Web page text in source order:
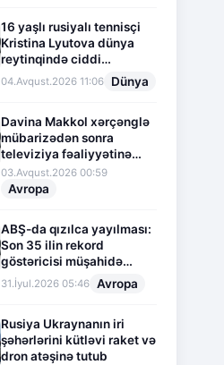
16 yaşlı rusiyalı tennisçi
Kristina Lyutova dünya
reytinqində ciddi
irəliləyişə imza atdı
04.Avqust.2026 11:06 Dünya
Davina Makkol xərçənglə
mübarizədən sonra
televiziya fəaliyyətinə
fasilə verir
03.Avqust.2026 00:59
Avropa
ABŞ-da qızılca yayılması:
Son 35 ilin rekord
göstəricisi müşahidə
olunur
31.İyul.2026 05:46 Avropa
Rusiya Ukraynanın iri
şəhərlərini kütləvi raket və
dron atəşinə tutub